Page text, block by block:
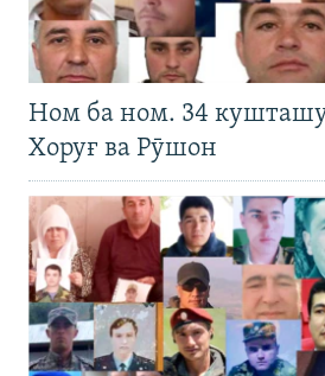
Ном ба ном. 34
Хоруғ ва Рӯшон